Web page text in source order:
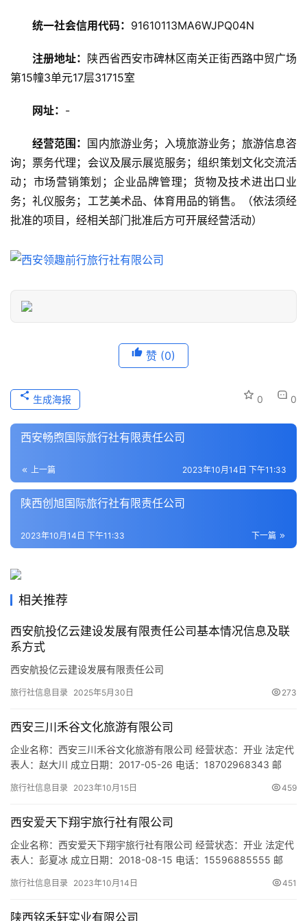
美
热
门
景
点
旅
信
息
化
导
游
地
生
旅
城
市
统一社会信用代码： 91610113MA6WJPQ04N
注册地址： 陕西省西安市碑林区南关正街西路中贸广场
第15幢3单元17层31715室
网址： -
经营范围： 国内旅游业务；入境旅游业务；旅游信息咨
询；票务代理；会议及展示展览服务；组织策划文化交流活
动；市场营销策划；企业品牌管理；货物及技术进出口业
务；礼仪服务；工艺美术品、体育用品的销售。（依法须经
批准的项目，经相关部门批准后方可开展经营活动）
赞 (0)
0 0
生成海报
西安畅煦国际旅行社有限责任公司
上一篇 2023年10月14日 下午11:33
陕西创旭国际旅行社有限责任公司
下一篇
2023年10月14日 下午11:33
相关推荐
西安航投亿云建设发展有限责任公司基本情况信息及联
系方式
西安航投亿云建设发展有限责任公司
旅行社信息目录 2025年5月30日 273
西安三川禾谷文化旅游有限公司
企业名称：西安三川禾谷文化旅游有限公司 经营状态：开业 法定代
表人：赵大川 成立日期：2017-05-26 电话：18702968343 邮
91610102MA6U54871B 注册地址：陕西省西安市未央区丰产路宣
目：旅行社服务网点旅…
旅行社信息目录 2023年10月15日 459
西安爱天下翔宇旅行社有限公司
企业名称：西安爱天下翔宇旅行社有限公司 经营状态：开业 法定代
表人：彭夏冰 成立日期：2018-08-15 电话：15596885555 邮
西省西安市雁塔区南二环沙坡十字伟业都市远景17楼C户 网址：- 经
旅行社信息目录 2023年10月14日 451
陕西铭禾轩实业有限公司